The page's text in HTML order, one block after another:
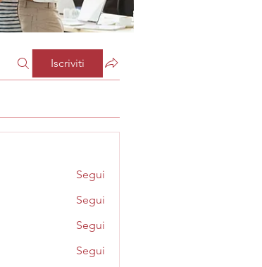
Iscriviti
Segui
Segui
Segui
Segui